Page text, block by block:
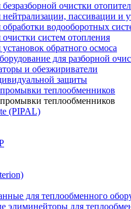
очистки
нейтрализации, пассивации и
обработки водооборотных
очистки систем отопления
обратного осмоса
для разборной
и обезжириватели
защиты
теплообменников
теплообменников
(PIPAL)
для теплообменного
элиминейторы для